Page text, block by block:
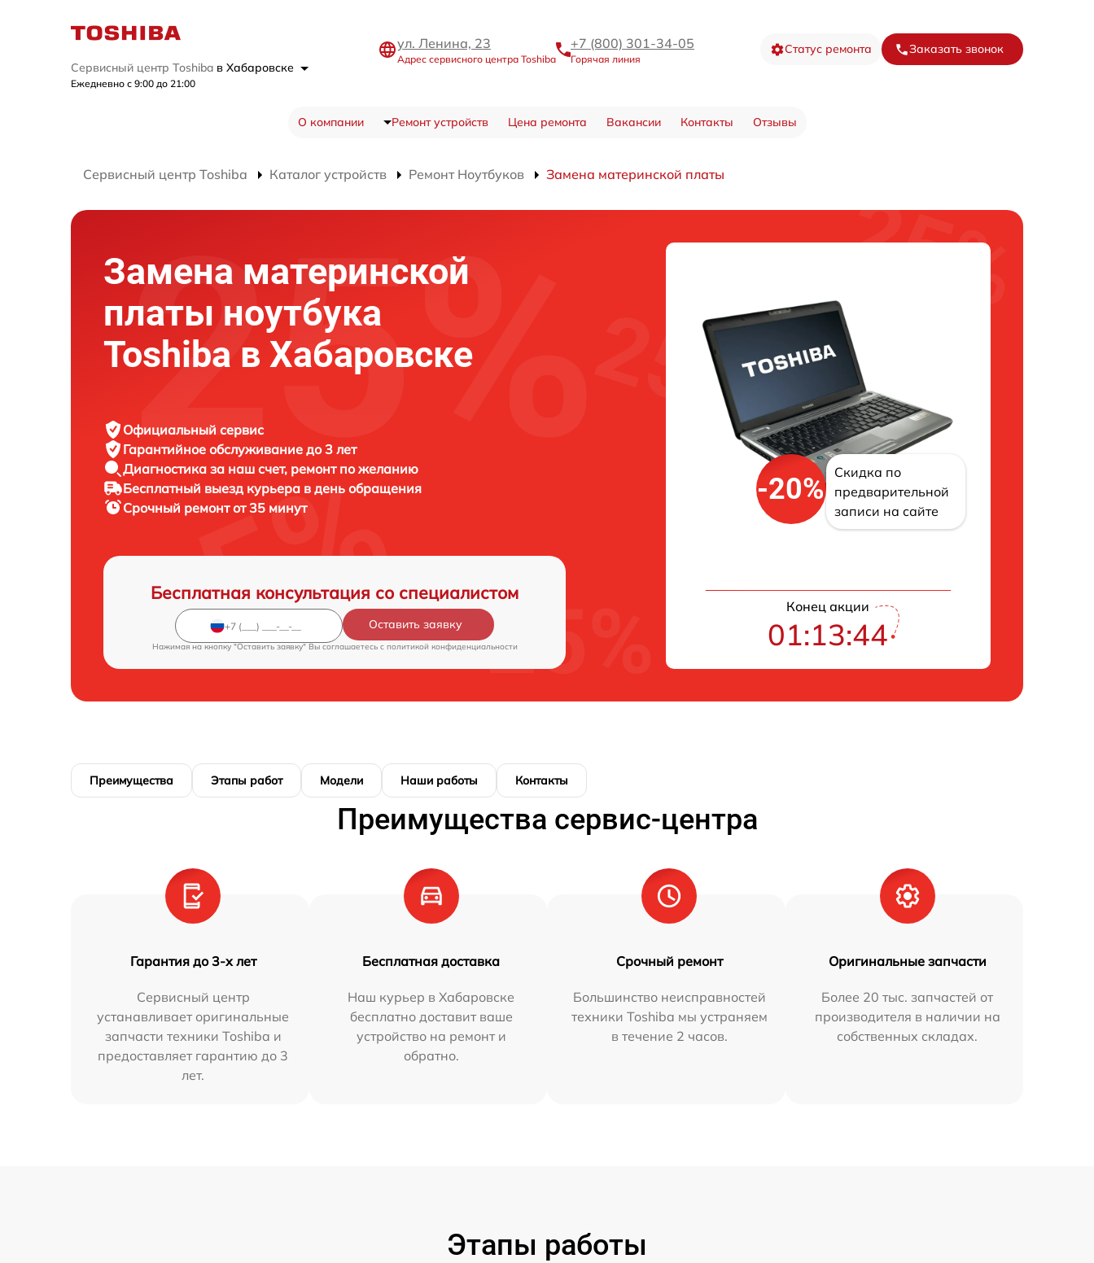
Сервисный центр Toshiba в Хабаровске
Ежедневно с 9:00 до 21:00
ул. Ленина, 23
Адрес сервисного центра Toshiba
+7 (800) 301-34-05
Горячая линия
Статус ремонта Заказать звонок
О компании Ремонт устройств Цена ремонта Вакансии Контакты Отзывы
Сервисный центр Toshiba Каталог устройств Ремонт Ноутбуков Замена материнской платы
Замена материнской
платы ноутбука
Toshiba в Хабаровске
Официальный сервис
Гарантийное обслуживание до 3 лет
Диагностика за наш счет, ремонт по желанию
Бесплатный выезд курьера в день обращения
Срочный ремонтот 35 минут
Бесплатная консультация со специалистом
Оставить заявку
Нажимая на кнопку "Оставить заявку" Вы соглашаетесь c политикой конфиденциальности
-20%
Скидка по
предварительной
записи на сайте
Конец акции
01:13:43
Преимущества Этапы работ Модели Наши работы Контакты
Преимущества сервис-центра
Гарантия до 3-х лет
Сервисный центр
устанавливает оригинальные
запчасти техники Toshiba и
предоставляет гарантию до 3
лет.
Бесплатная доставка
Наш курьер в Хабаровске
бесплатно доставит ваше
устройство на ремонт и
обратно.
Срочный ремонт
Большинство неисправностей
техники Toshiba мы устраняем
в течение 2 часов.
Оригинальные запчасти
Более 20 тыс. запчастей от
производителя в наличии на
собственных складах.
Этапы работы